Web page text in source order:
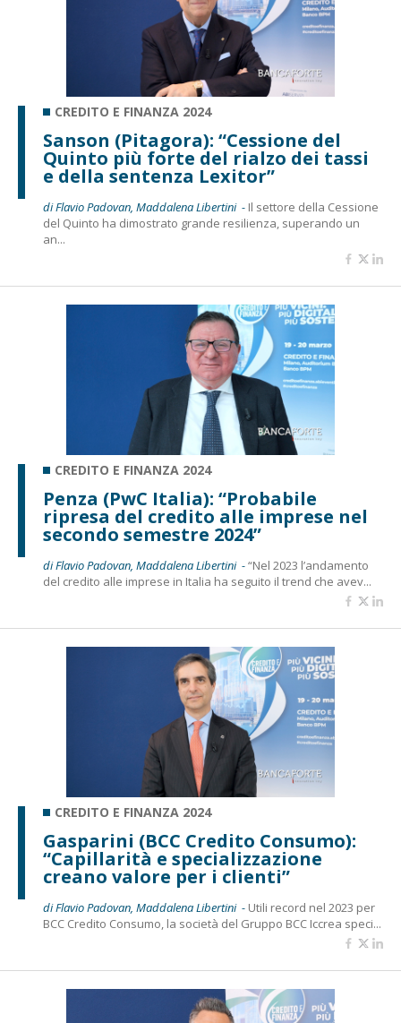
CREDITO E FINANZA 2024
Sanson (Pitagora): “Cessione del
Quinto più forte del rialzo dei tassi
e della sentenza Lexitor”
di Flavio Padovan, Maddalena Libertini - Il settore della Cessione
del Quinto ha dimostrato grande resilienza, superando un
an...
CREDITO E FINANZA 2024
Penza (PwC Italia): “Probabile
ripresa del credito alle imprese nel
secondo semestre 2024”
di Flavio Padovan, Maddalena Libertini -“Nel 2023 l’andamento
del credito alle imprese in Italia ha seguito il trend che avev...
CREDITO E FINANZA 2024
Gasparini (BCC Credito Consumo):
“Capillarità e specializzazione
creano valore per i clienti”
di Flavio Padovan, Maddalena Libertini - Utili record nel 2023 per
BCC Credito Consumo, la società del Gruppo BCC Iccrea speci...